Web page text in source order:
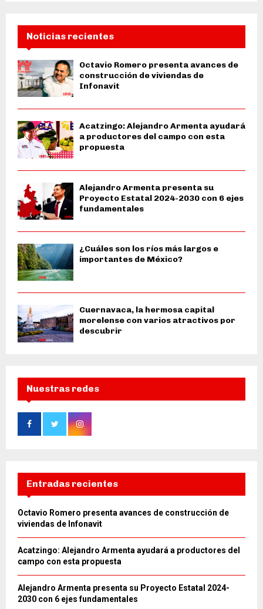
Noticias recientes
Octavio Romero presenta avances de
construcción de viviendas de
Infonavit
Acatzingo: Alejandro Armenta ayudará
a productores del campo con esta
propuesta
Alejandro Armenta presenta su
Proyecto Estatal 2024-2030 con 6 ejes
fundamentales
¿Cuáles son los ríos más largos e
importantes de México?
Cuernavaca, la hermosa capital
morelense con varios atractivos por
descubrir
Nuestras redes
Entradas recientes
Octavio Romero presenta avances de construcción de
viviendas de Infonavit
Acatzingo: Alejandro Armenta ayudará a productores del
campo con esta propuesta
Alejandro Armenta presenta su Proyecto Estatal 2024-
2030 con 6 ejes fundamentales